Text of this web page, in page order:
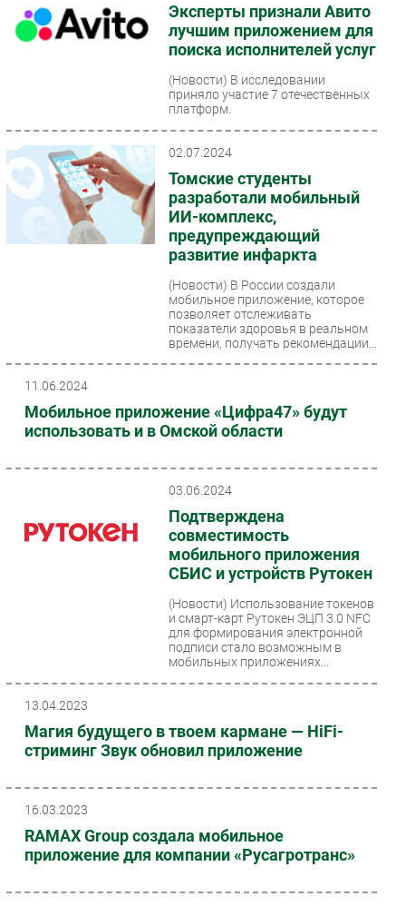
Эксперты признали Авито
лучшим приложением для
поиска исполнителей услуг
(Новости) В исследовании
приняло участие 7 отечественных
платформ.
02.07.2024
Томские студенты
разработали мобильный
ИИ-комплекс,
предупреждающий
развитие инфаркта
(Новости) В России создали
мобильное приложение, которое
позволяет отслеживать
показатели здоровья в реальном
времени, получать рекомендации...
11.06.2024
Мобильное приложение «Цифра47» будут
использовать и в Омской области
03.06.2024
Подтверждена
совместимость
мобильного приложения
СБИС и устройств Рутокен
(Новости) Использование токенов
и смарт-карт Рутокен ЭЦП 3.0 NFC
для формирования электронной
подписи стало возможным в
мобильных приложениях...
13.04.2023
Магия будущего в твоем кармане — HiFi-
стриминг Звук обновил приложение
16.03.2023
RAMAX Group создала мобильное
приложение для компании «Русагротранс»